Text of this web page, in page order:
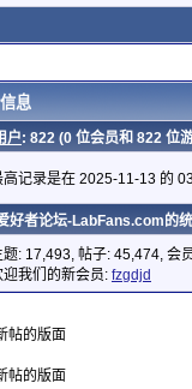
息
户: 822 (0 位会员和 822 位
高记录是在 2025-11-13 的
好者论坛-LabFans.com的
题: 17,493, 帖子: 45,474, 会
迎我们的新会员: fzgdjd
帖的版面
帖的版面